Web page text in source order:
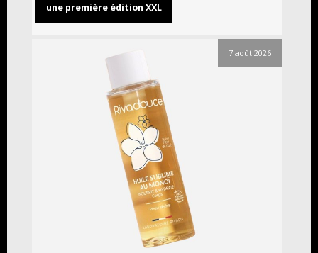
une première édition XXL
7 août 2026